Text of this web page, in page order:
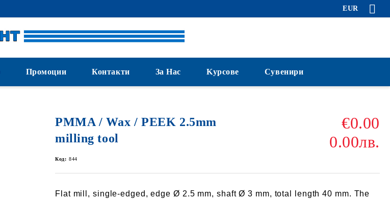
EUR
Промоции Контакти За Нас Kурсове Сувенири
PMMA / Wax / PEEK 2.5mm
milling tool
€0.00
0.00лв.
Код: 844
Flat mill, single-edged, edge Ø 2.5 mm, shaft Ø 3 mm, total length 40 mm. The